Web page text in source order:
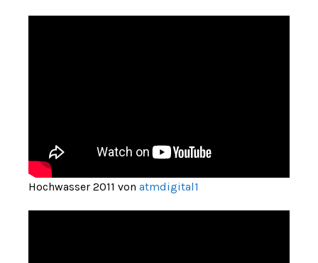
Hochwasser 2011 von atmdigital1